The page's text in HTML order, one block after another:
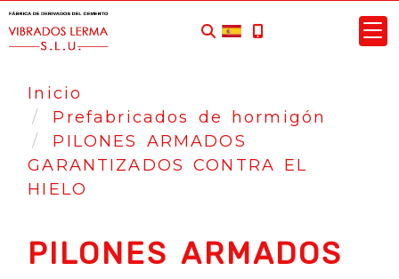
Inicio
Prefabricados de hormigón
PILONES ARMADOS
GARANTIZADOS CONTRA EL
HIELO
PILONES ARMADOS